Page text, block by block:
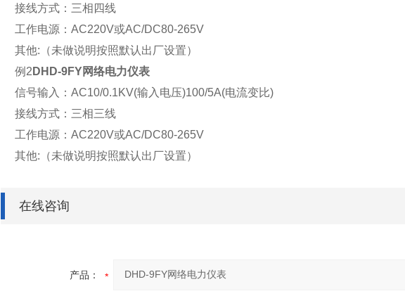
接线方式：三相四线
工作电源：AC220V或AC/DC80-265V
其他:（未做说明按照默认出厂设置）
例2 DHD-9FY网络电力仪表
信号输入：AC10/0.1KV(输入电压)100/5A(电流变比)
接线方式：三相三线
工作电源：AC220V或AC/DC80-265V
其他:（未做说明按照默认出厂设置）
在线咨询
产品：